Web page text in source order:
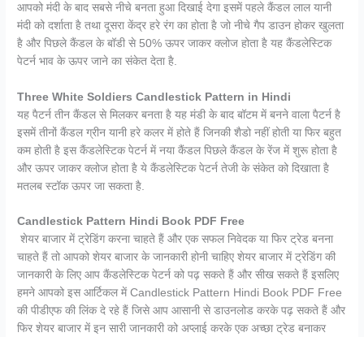
आपको मंदी के बाद सबसे नीचे बनता हुआ दिखाई देगा इसमें पहले कैंडल लाल यानी
मंदी को दर्शाता है तथा दूसरा केंद्र हरे रंग का होता है जो नीचे गैप डाउन होकर खुलता
है और पिछले कैंडल के बॉडी से 50% ऊपर जाकर क्लोज होता है यह कैंडलेस्टिक
पेटर्न भाव के ऊपर जाने का संकेत देता है.
Three White Soldiers Candlestick Pattern in Hindi
यह पैटर्न तीन कैंडल से मिलकर बनता है यह मंडी के बाद बॉटम में बनने वाला पैटर्न है
इसमें तीनों कैंडल ग्रीन यानी हरे कलर में होते हैं जिनकी शैडो नहीं होती या फिर बहुत
कम होती है इस कैंडलेस्टिक पेटर्न में नया कैंडल पिछले कैंडल के रेंज में शुरू होता है
और ऊपर जाकर क्लोज होता है ये कैंडलेस्टिक पेटर्न तेजी के संकेत को दिखाता है
मतलब स्टॉक ऊपर जा सकता है.
Candlestick Pattern Hindi Book PDF Free
शेयर बाजार में ट्रेडिंग करना चाहते हैं और एक सफल निवेदक या फिर ट्रेड बनना
चाहते हैं तो आपको शेयर बाजार के जानकारी होनी चाहिए शेयर बाजार में ट्रेडिंग की
जानकारी के लिए आप कैंडलेस्टिक पेटर्न को पढ़ सकते हैं और सीख सकते हैं इसलिए
हमने आपको इस आर्टिकल में Candlestick Pattern Hindi Book PDF Free
की पीडीएफ की लिंक दे रहे हैं जिसे आप आसानी से डाउनलोड करके पढ़ सकते हैं और
फिर शेयर बाजार में इन सारी जानकारी को अप्लाई करके एक अच्छा ट्रेड बनाकर